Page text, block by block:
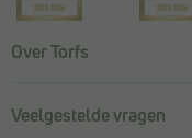
Over Torfs
Veelgestelde vragen